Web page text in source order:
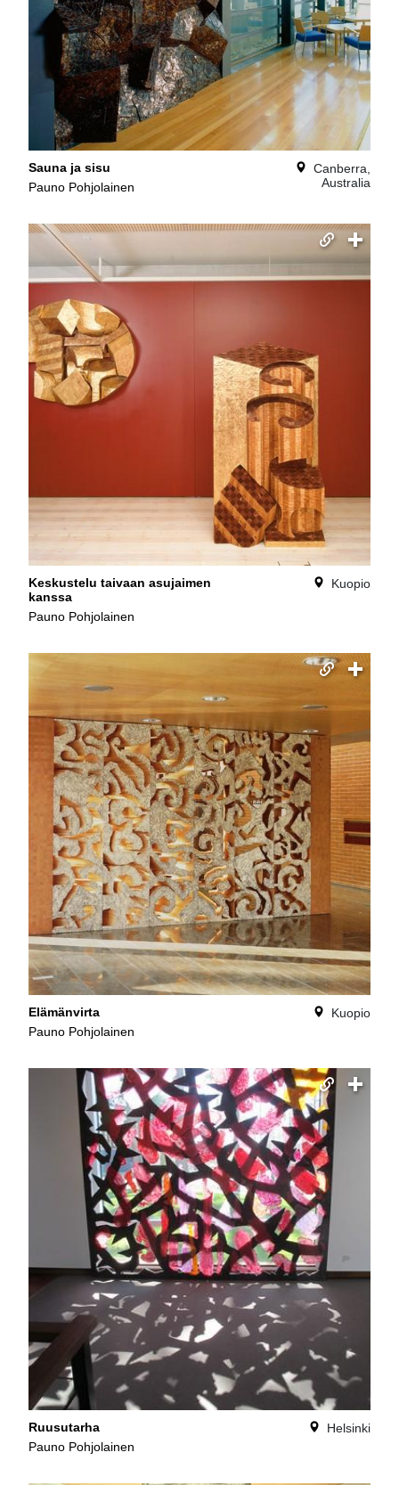
Sauna ja sisu
Pauno Pohjolainen
Canberra,
Australia
Keskustelu taivaan asujaimen
kanssa
Pauno Pohjolainen
Kuopio
Elämänvirta
Pauno Pohjolainen
Kuopio
Ruusutarha
Pauno Pohjolainen
Helsinki